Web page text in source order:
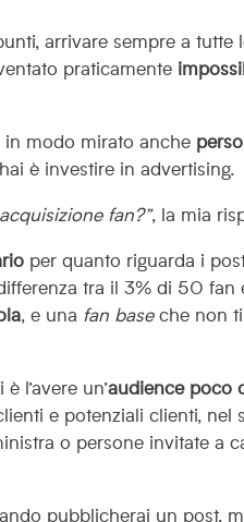
arrivare sempre a tutte
praticamente
in modo mirato anche
è investire in advertising.
fan?”, la mia
per quanto riguarda i
differenza tra il 3% di 50
, e una fan base che non
l’avere un’audience poco
e potenziali clienti,
o persone invitate a
pubblicherai un post,